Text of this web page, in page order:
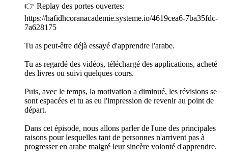
👉 Replay des portes ouvertes:
https://hafidhcoranacademie.systeme.io/4619cea6-7ba35fdc-
7a628175
Tu as peut-être déjà essayé d'apprendre l'arabe.
Tu as regardé des vidéos, téléchargé des applications, acheté
des livres ou suivi quelques cours.
Puis, avec le temps, la motivation a diminué, les révisions se
sont espacées et tu as eu l'impression de revenir au point de
départ.
Dans cet épisode, nous allons parler de l'une des principales
raisons pour lesquelles tant de personnes n'arrivent pas à
progresser en arabe malgré leur sincère volonté d'apprendre.